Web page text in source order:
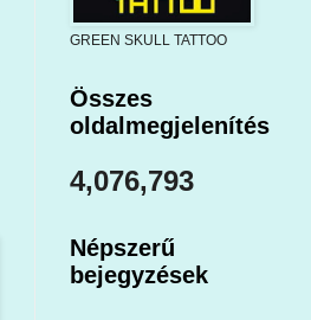
GREEN SKULL TATTOO
Összes
oldalmegjelenítés
4,076,793
Népszerű
bejegyzések